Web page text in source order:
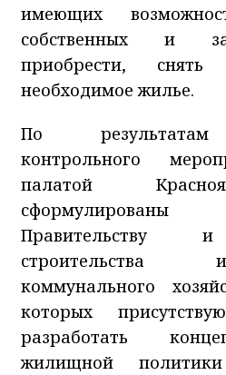
имеющих
собственных и
приобрести,
необходимое жилье.
По результатам
контрольного
палатой
коммунального
которых
разработать
жилищной